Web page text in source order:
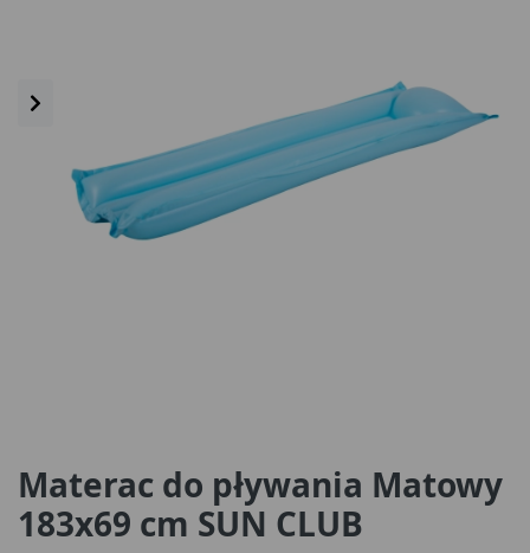
Materac do pływania Matowy
183x69 cm SUN CLUB